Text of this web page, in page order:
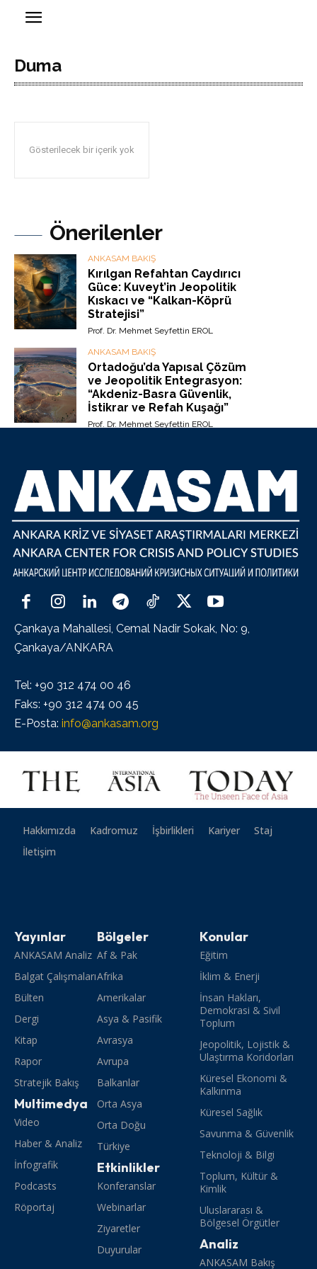
Duma
Gösterilecek bir içerik yok
Önerilenler
ANKASAM BAKIŞ
Kırılgan Refahtan Caydırıcı
Güce: Kuveyt’in Jeopolitik
Kıskacı ve “Kalkan-Köprü
Stratejisi”
Prof. Dr. Mehmet Seyfettin EROL
ANKASAM BAKIŞ
Ortadoğu’da Yapısal Çözüm
ve Jeopolitik Entegrasyon:
“Akdeniz-Basra Güvenlik,
İstikrar ve Refah Kuşağı”
Prof. Dr. Mehmet Seyfettin EROL
Çankaya Mahallesi, Cemal Nadir Sokak, No: 9,
Çankaya/ANKARA
Tel: +90 312 474 00 46
Faks: +90 312 474 00 45
E-Posta: info@ankasam.org
Hakkımızda Kadromuz İşbirlikleri Kariyer
Staj
İletişim
Yayınlar
ANKASAM Analiz
Balgat Çalışmaları
Bülten
Dergi
Kitap
Rapor
Stratejik Bakış
Multimedya
Video
Haber & Analiz
İnfografik
Podcasts
Röportaj
Bölgeler
Af & Pak
Afrika
Amerikalar
Asya & Pasifik
Avrasya
Avrupa
Balkanlar
Orta Asya
Orta Doğu
Türkiye
Etkinlikler
Konferanslar
Webinarlar
Ziyaretler
Duyurular
Konular
Eğitim
İklim & Enerji
İnsan Hakları,
Demokrasi & Sivil
Toplum
Jeopolitik, Lojistik &
Ulaştırma Koridorları
Küresel Ekonomi &
Kalkınma
Küresel Sağlık
Savunma & Güvenlik
Teknoloji & Bilgi
Toplum, Kültür &
Kimlik
Uluslararası &
Bölgesel Örgütler
Analiz
ANKASAM Bakış